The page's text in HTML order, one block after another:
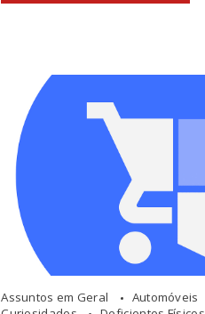
Assuntos em Geral Automóveis